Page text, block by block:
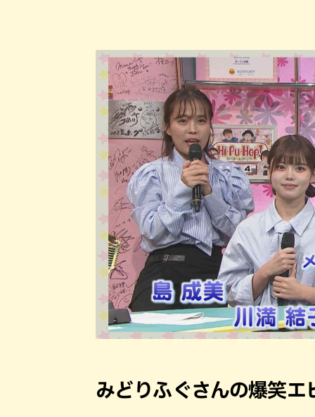
みどりふぐさんの爆笑エ